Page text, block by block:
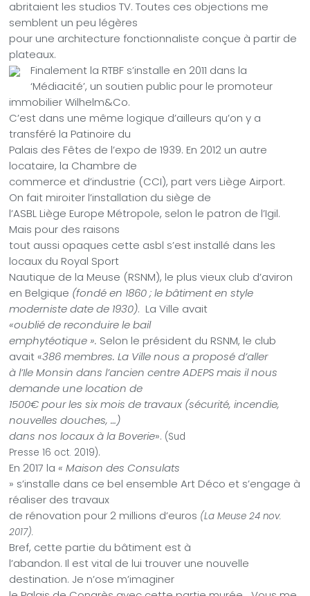
abritaient les studios TV. Toutes ces objections me
semblent un peu légères
pour une architecture fonctionnaliste conçue à partir de
plateaux.
Finalement la RTBF s’installe en 2011 dans la
‘Médiacité’, un soutien public pour le promoteur
immobilier Wilhelm&Co.
C’est dans une même logique d’ailleurs qu’on y a
transféré la Patinoire du
Palais des Fêtes de l’expo de 1939. En 2012 un autre
locataire, la Chambre de
commerce et d’industrie (CCI), part vers Liège Airport.
On fait miroiter l’installation du siège de
l’ASBL Liège Europe Métropole, selon le patron de l’Igil.
Mais pour des raisons
tout aussi opaques cette asbl s’est installé dans les
locaux du Royal Sport
Nautique de la Meuse (RSNM), le plus vieux club d’aviron
en Belgique (fondé en 1860 ; le bâtiment en style
moderniste date de 1930). La Ville avait
«oublié de reconduire le bail
emphytéotique ». Selon le président du RSNM, le club
avait «386 membres. La Ville nous a proposé d’aller
à l’Ile Monsin dans l’ancien centre ADEPS mais il nous
demande une location de
1500€ pour les six mois de travaux (sécurité, incendie,
nouvelles douches, …)
dans nos locaux à la Boverie». (Sud
Presse 16 oct. 2019).
En 2017 la« Maison des Consulats
» s’installe dans ce bel ensemble Art Déco et s’engage à
réaliser des travaux
de rénovation pour 2 millions d’euros (La Meuse 24 nov.
2017).
Bref, cette partie du bâtiment est à
l’abandon. Il est vital de lui trouver une nouvelle
destination. Je n’ose m’imaginer